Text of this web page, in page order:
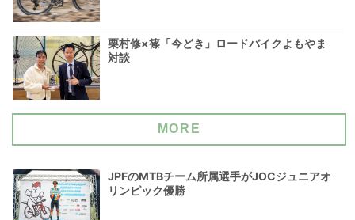
栗村修×篠「今どき」ロードバイクよもやま
対談
MORE
JPFのMTBチーム所属選手がJOCジュニアオ
リンピック優勝